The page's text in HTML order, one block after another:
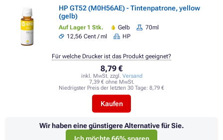
HP GT52 (M0H56AE) - Tintenpatrone, yellow
(gelb)
Auf Lager 1 Stk. Gelb
70ml
12,56 Cent / ml
HP
8,79 €
inkl. MwSt. zzgl. Versand
7,39 € ohne MwSt.
Niedrigster Preis der letzten 30 Tage: 8,79 €
Kaufen
Für welche Drucker ist das Produkt geeignet?
Wir haben eine günstigere Alternative für Sie.
Ich möchte 66% sparen